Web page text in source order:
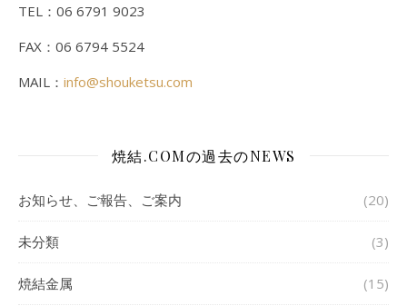
TEL：06 6791 9023
FAX：06 6794 5524
MAIL： info@shouketsu.com
焼結.COMの過去のNEWS
お知らせ、ご報告、ご案内 (20)
未分類 (3)
焼結金属 (15)